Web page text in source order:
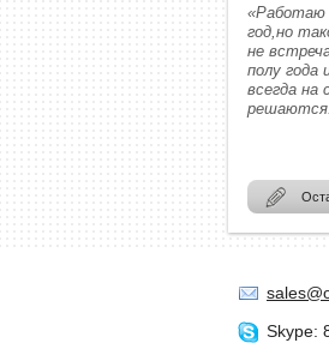
«Работаю
год,но
не
полу года
всегда на
решаются
Skype: